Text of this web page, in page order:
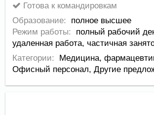
Готова к командировкам
Образование:
полное высшее
Режим работы:
полный рабочий
удаленная работа, частичная
Категории:
Медицина,
Офисный персонал, Другие